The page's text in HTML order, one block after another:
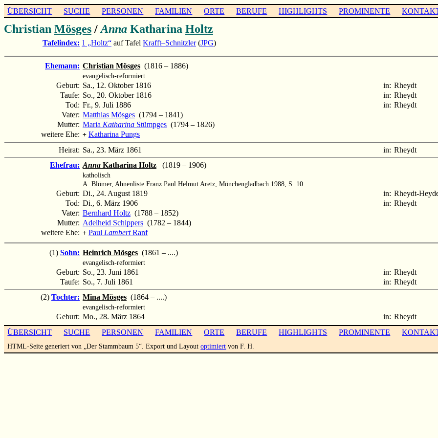
ÜBERSICHT SUCHE PERSONEN FAMILIEN ORTE BERUFE HIGHLIGHTS PROMINENTE
Christian Mösges / Anna Katharina Holtz
Tafelindex: 1 „Holtz“ auf Tafel Krafft–Schnitzler(JPG)
Ehemann: Christian Mösges (1816 – 1886)
evangelisch-reformiert
Geburt: Sa., 12. Oktober 1816 in: Rheydt
Taufe: So., 20. Oktober 1816 in: Rheydt
Tod: Fr., 9. Juli 1886 in: Rheydt
Vater: Matthias Mösges (1794 – 1841)
Mutter: Maria Katharina Stümpges (1794 – 1826)
weitere Ehe: + Katharina Pungs
Heirat: Sa., 23. März 1861 in: Rheydt
Ehefrau: Anna Katharina Holtz (1819 – 1906)
katholisch
A. Blömer, Ahnenliste Franz Paul Helmut Aretz, Mönchengladbach 1988, S. 10
Geburt: Di., 24. August 1819 in: Rheydt-
Tod: Di., 6. März 1906 in: Rheydt
Vater: Bernhard Holtz (1788 – 1852)
Mutter: Adelheid Schippers (1782 – 1844)
weitere Ehe: + Paul LambertRanf
(1) Sohn: Heinrich Mösges (1861 – ....)
evangelisch-reformiert
Geburt: So., 23. Juni 1861 in: Rheydt
Taufe: So., 7. Juli 1861 in: Rheydt
(2) Tochter: Mina Mösges (1864 – ....)
evangelisch-reformiert
Geburt: Mo., 28. März 1864 in: Rheydt
ÜBERSICHT
SUCHE PERSONEN FAMILIEN ORTE BERUFE HIGHLIGHTS PROMINENTE
HTML-Seite generiert von „Der Stammbaum 5“. Export und Layoutoptimiert von F. H.